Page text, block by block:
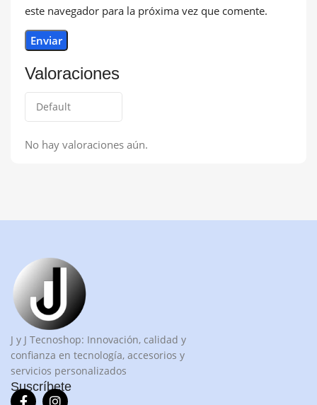
Valoraciones
No hay valoraciones aún.
este navegador para la próxima vez que comente.
J y J Tecnoshop: Innovación, calidad y
confianza en tecnología, accesorios y
servicios personalizados
Suscríbete